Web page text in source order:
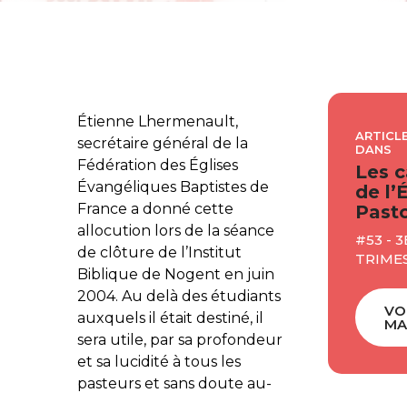
Étienne Lhermenault,
secrétaire général de la
Fédération des Églises
Évangéliques Baptistes de
France a donné cette
allocution lors de la séance
de clôture de l’Institut
Biblique de Nogent en juin
2004. Au delà des étudiants
auxquels il était destiné, il
sera utile, par sa profondeur
et sa lucidité à tous les
pasteurs et sans doute au-
DANS
Les
de
#53 -